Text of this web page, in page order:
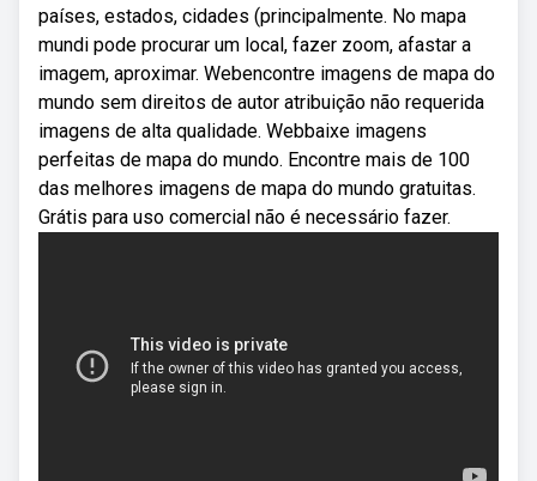
países, estados, cidades (principalmente. No mapa
mundi pode procurar um local, fazer zoom, afastar a
imagem, aproximar. Webencontre imagens de mapa do
mundo sem direitos de autor atribuição não requerida
imagens de alta qualidade. Webbaixe imagens
perfeitas de mapa do mundo. Encontre mais de 100
das melhores imagens de mapa do mundo gratuitas.
Grátis para uso comercial não é necessário fazer.